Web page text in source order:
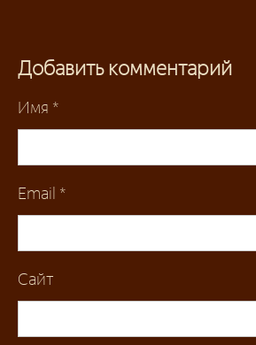
Добавить комментарий
Имя *
Email *
Сайт